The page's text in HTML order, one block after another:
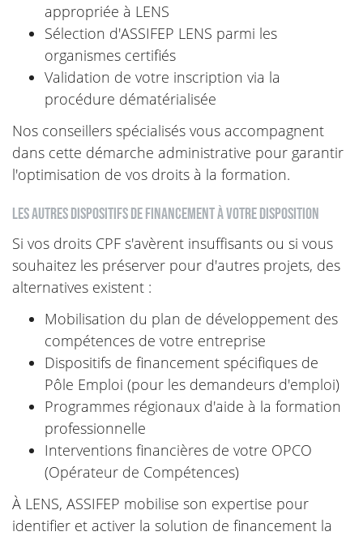
appropriée à LENS
Sélection d'ASSIFEP LENS parmi les
organismes certifiés
Validation de votre inscription via la
procédure dématérialisée
Nos conseillers spécialisés vous accompagnent
dans cette démarche administrative pour garantir
l'optimisation de vos droits à la formation.
Les autres dispositifs de financement à votre disposition
Si vos droits CPF s'avèrent insuffisants ou si vous
souhaitez les préserver pour d'autres projets, des
alternatives existent :
Mobilisation du plan de développement des
compétences de votre entreprise
Dispositifs de financement spécifiques de
Pôle Emploi (pour les demandeurs d'emploi)
Programmes régionaux d'aide à la formation
professionnelle
Interventions financières de votre OPCO
(Opérateur de Compétences)
À LENS, ASSIFEP mobilise son expertise pour
identifier et activer la solution de financement la